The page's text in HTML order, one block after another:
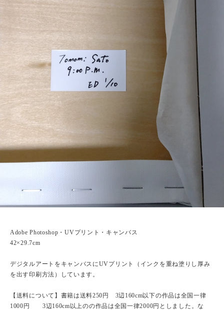
Adobe Photoshop・UVプリント・キャンバス
42×29.7cm
デジタルアートをキャンバスにUVプリント（インクを重ね塗りし厚み
を出す印刷方法）しています。
【送料について】書籍は送料250円 3辺160cm以下の作品は全国一律
1000円 3辺160cm以上のの作品は全国一律2000円としました。な